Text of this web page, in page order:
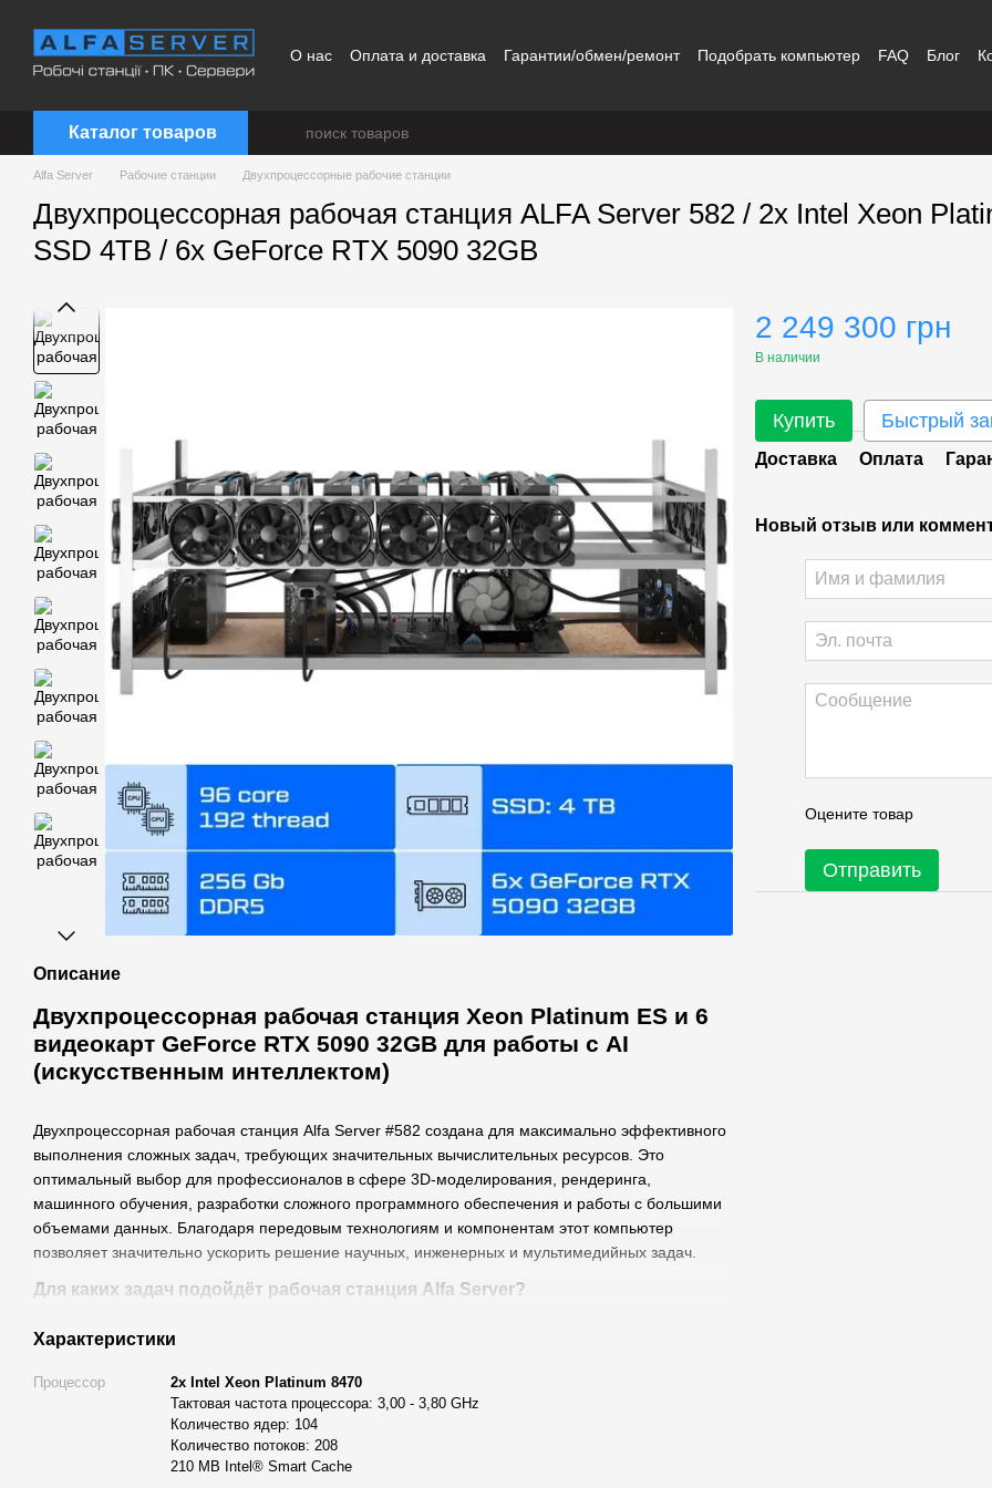
О нас Оплата и доставка Гарантии/обмен/ремонт Подобрать компьютер FAQ Блог
Каталог товаров
Alfa Server Рабочие станции Двухпроцессорные рабочие станции
Двухпроцессорная рабочая станция ALFA Server 582 / 2x Intel Xeon
SSD 4TB / 6x GeForce RTX 5090 32GB
Описание
Двухпроцессорная рабочая станция Xeon Platinum ES и 6
видеокарт GeForce RTX 5090 32GB для работы с AI
(искусственным интеллектом)
Двухпроцессорная рабочая станция Alfa Server #582 создана для максимально эффективного
выполнения сложных задач, требующих значительных вычислительных ресурсов. Это
оптимальный выбор для профессионалов в сфере 3D-моделирования, рендеринга,
машинного обучения, разработки сложного программного обеспечения и работы с большими
объемами данных. Благодаря передовым технологиям и компонентам этот компьютер
позволяет значительно ускорить решение научных, инженерных и мультимедийных задач.
Для каких задач подойдёт рабочая станция Alfa Server?
Эта двухпроцессорная рабочая станция Alfa Server предназначена для:
математических расчетов;
вычислений в области искусственного интеллекта (AI);
рендеринга в программах типа Corona;
Характеристики
Процессор
2x Intel Xeon Platinum 8470
Тактовая частота процессора: 3,00 - 3,80 GHz
Количество ядер: 104
Количество потоков: 208
210 MB Intel® Smart Cache
2 249 300 грн
В наличии
Купить Быстрый
Доставка Оплата
Новый отзыв или
Оцените товар
Отправить